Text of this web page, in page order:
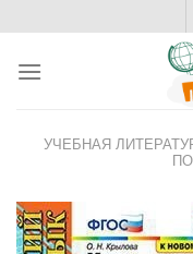
content
УЧЕБНАЯ